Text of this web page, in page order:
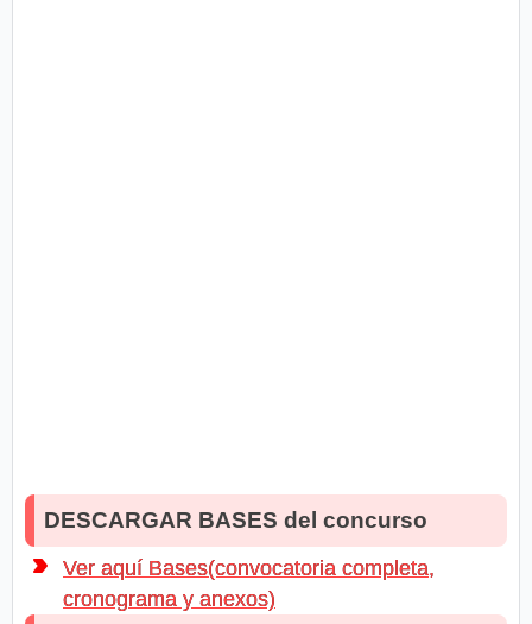
DESCARGAR BASES del concurso
Ver aquí Bases(convocatoria completa,
cronograma y anexos)